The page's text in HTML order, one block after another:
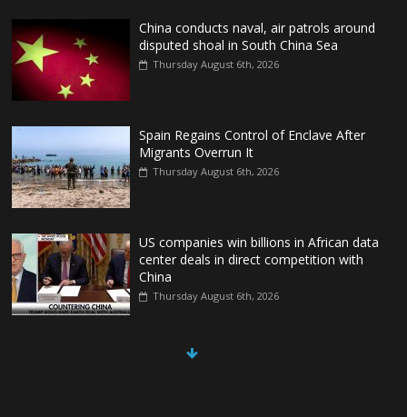
China conducts naval, air patrols around
disputed shoal in South China Sea
Thursday August 6th, 2026
Spain Regains Control of Enclave After
Migrants Overrun It
Thursday August 6th, 2026
US companies win billions in African data
center deals in direct competition with
China
Thursday August 6th, 2026
China, Russia, Iran and North Korea